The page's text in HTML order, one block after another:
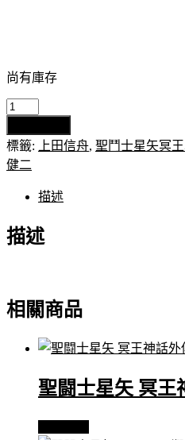
尚有庫存
聖
士
星
王
異
黑
之
標籤: 上田信舟, 聖鬥士星矢冥
健二
描述
描述
相關商品
聖闘士星矢 冥王